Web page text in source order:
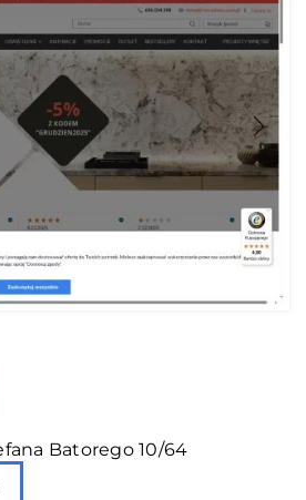
Batorego 10/64